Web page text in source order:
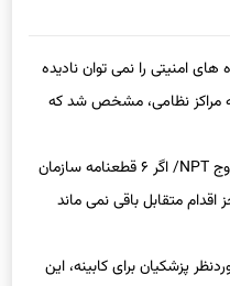
امنیتی را نمی توان نادیده
مراکز نظامی، مشخص شد که
اظهارات واعظی درباره خروج NPT/ اگر ۶ قطعنامه سازمان
اقدام متقابل باقی نمی‌ ماند
پزشکیان برای کابینه، این